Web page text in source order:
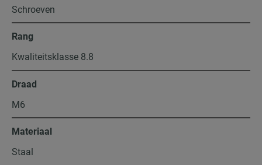
Schroeven
Rang
Kwaliteitsklasse 8.8
Draad
M6
Materiaal
Staal